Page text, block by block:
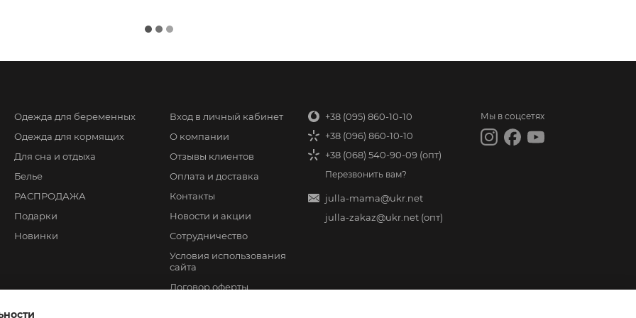
Одежда для беременных
Одежда для кормящих
Для сна и отдыха
Белье
РАСПРОДАЖА
Подарки
Новинки
Вход в личный кабинет
О компании
Отзывы клиентов
Оплата и доставка
Контакты
Новости и акции
Сотрудничество
Условия использования
сайта
Договор оферты
+38 (095) 860-10-10
+38 (096) 860-10-10
+38 (068) 540-90-09 (опт)
Перезвонить вам?
julla-mama@ukr.net
julla-zakaz@ukr.net (опт)
Мы в соцсетях